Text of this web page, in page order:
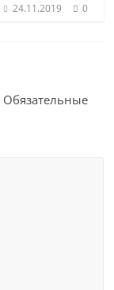
24.11.2019 0
Обязательные